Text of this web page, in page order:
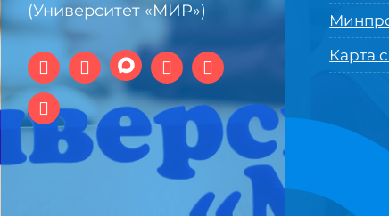
(Университет «МИР»)
Карта